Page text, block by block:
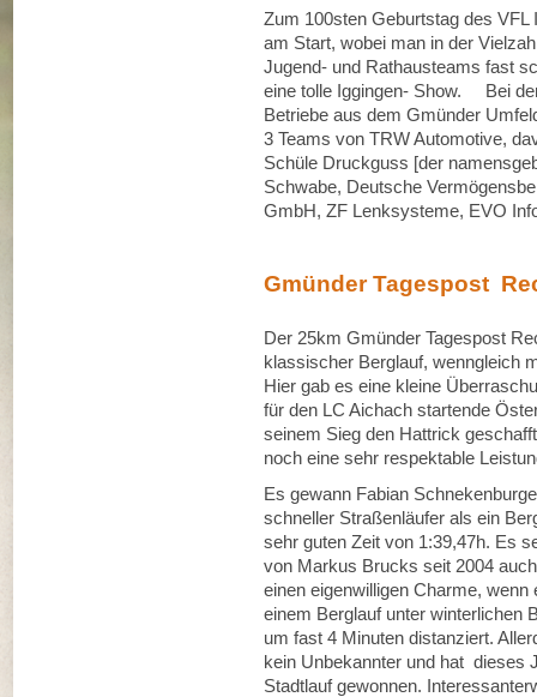
Zum 100sten Geburtstag des VFL
am Start, wobei man in der
Jugend- und Rathausteams fast
eine tolle Iggingen- Show. Bei
Betriebe aus dem Gmünder
3 Teams von TRW Automotive,
Schüle Druckguss [der
Schwabe, Deutsche
GmbH, ZF Lenksysteme, EVO
Gmünder Tagespost
Der 25km Gmünder Tagespost
klassischer Berglauf, wenngleich
Hier gab es eine kleine
für den LC Aichach startende
seinem Sieg den Hattrick
noch eine sehr respektable
Es gewann Fabian
schneller Straßenläufer als ein
sehr guten Zeit von 1:39,47h. Es
von Markus Brucks seit 2004
einen eigenwilligen Charme, wenn
einem Berglauf unter winterlichen
um fast 4 Minuten distanziert.
kein Unbekannter und hat dieses
Stadtlauf gewonnen.